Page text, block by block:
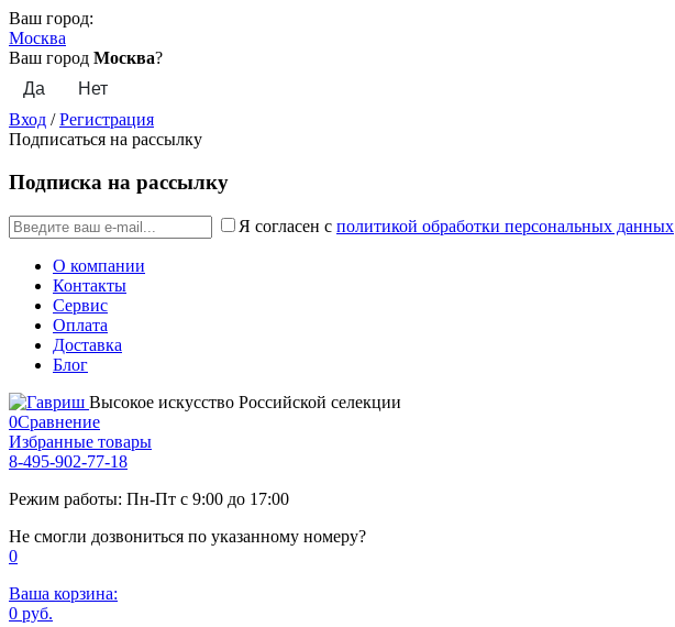
Ваш город:
Москва
Ваш город Москва?
Вход /Регистрация
Подписаться на рассылку
Подписка на рассылку
Я согласен с политикой обработки персональных данных
О компании
Контакты
Сервис
Оплата
Доставка
Блог
Высокое искусство Российской селекции
0Сравнение
Избранные товары
8-495-902-77-18
Режим работы: Пн-Пт с 9:00 до 17:00
Не смогли дозвониться по указанному номеру?
0
Ваша корзина:
0 руб.